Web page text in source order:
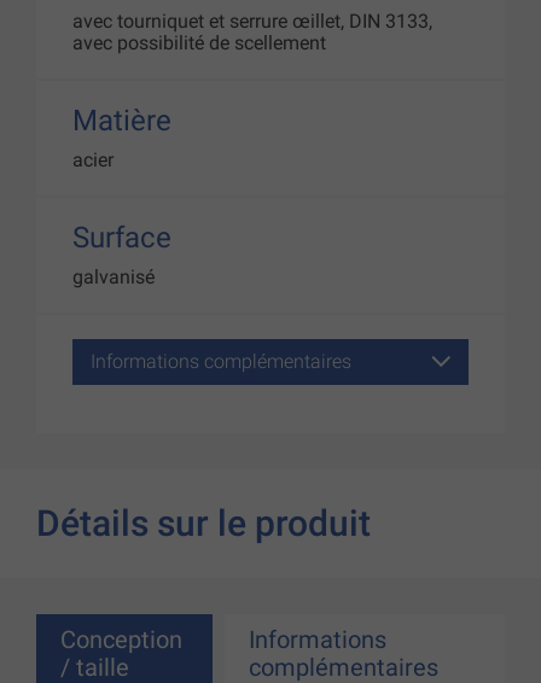
avec tourniquet et serrure œillet, DIN 3133,
avec possibilité de scellement
Matière
acier
Surface
galvanisé
Informations complémentaires
Détails sur le produit
Conception
/ taille
Informations
complémentaires